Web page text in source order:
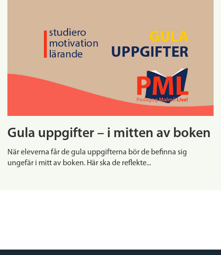
Gula uppgifter – i mitten av boken
När eleverna får de gula uppgifterna bör de befinna sig
ungefär i mitt av boken. Här ska de reflekte...